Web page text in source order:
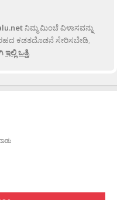
ನಿಮ್ಮ ಮಿಂಚೆ ವಿಳಾಸವನ್ನು
ಬರಹದ ಕಡತದೊಡನೆ ಸೇರಿಸಬೇಡಿ,
ಇಲ್ಲಿ ಒತ್ತಿ.